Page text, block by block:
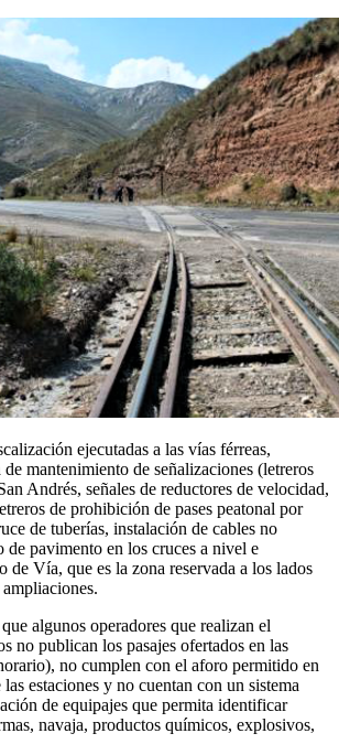
ejecutadas a las vías férreas,
de mantenimiento de señalizaciones (letreros
Andrés, señales de reductores de velocidad,
de prohibición de pases peatonal por
de tuberías, instalación de cables no
de pavimento en los cruces a nivel e
de Vía, que es la zona reservada a los lados
algunos operadores que realizan el
no publican los pasajes ofertados en las
no cumplen con el aforo permitido en
las estaciones y no cuentan con un sistema
de equipajes que permita identificar
navaja, productos químicos, explosivos,